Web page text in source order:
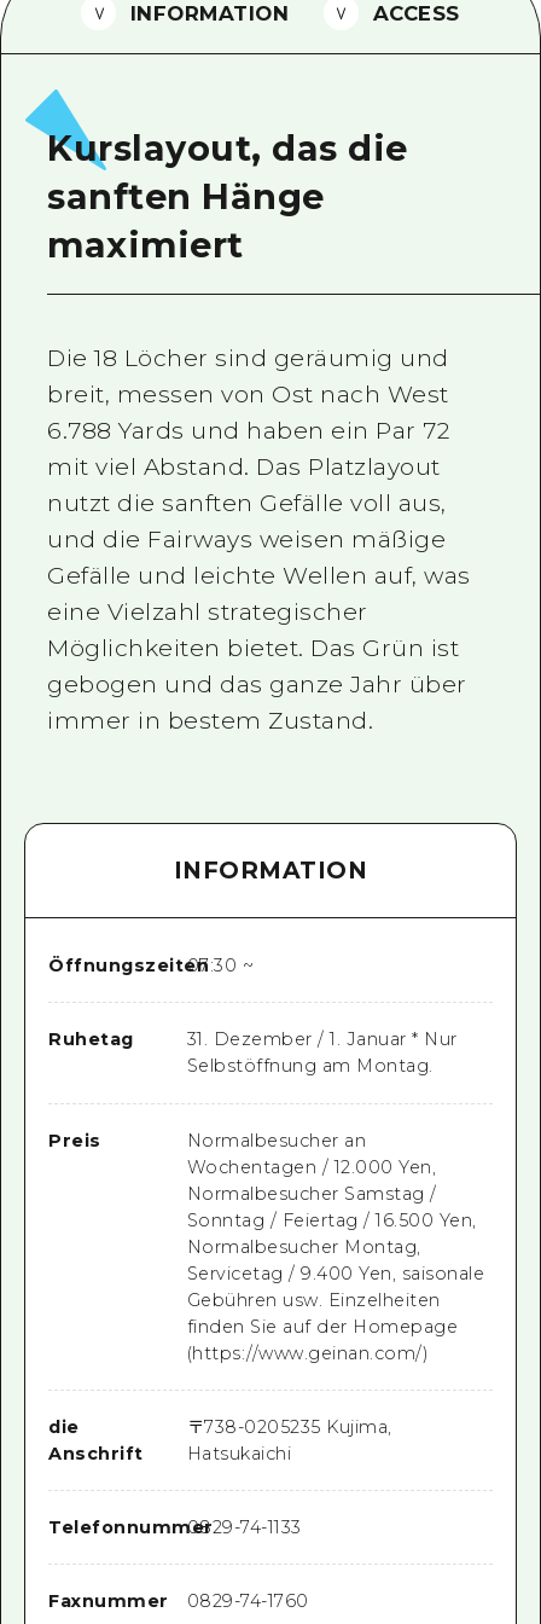
FAQs
Foto-Download
Transportinformationen bei
INFORMATION ACCESS
Kurslayout, das die
sanften Hänge
maximiert
Die 18 Löcher sind geräumig und
breit, messen von Ost nach West
6.788 Yards und haben ein Par 72
mit viel Abstand. Das Platzlayout
nutzt die sanften Gefälle voll aus,
und die Fairways weisen mäßige
Gefälle und leichte Wellen auf, was
eine Vielzahl strategischer
Möglichkeiten bietet. Das Grün ist
gebogen und das ganze Jahr über
immer in bestem Zustand.
INFORMATION
Öffnungszeiten07:30 ~
Ruhetag
31. Dezember / 1. Januar * Nur
Selbstöffnung am Montag.
Preis
Normalbesucher an
Wochentagen / 12.000 Yen,
Normalbesucher Samstag /
Sonntag / Feiertag / 16.500 Yen,
Normalbesucher Montag,
Servicetag / 9.400 Yen, saisonale
Gebühren usw. Einzelheiten
finden Sie auf der Homepage
(https://www.geinan.com/)
die
Anschrift
〒738-0205235 Kujima,
Hatsukaichi
Telefonnummer0829-74-1133
Faxnummer 0829-74-1760